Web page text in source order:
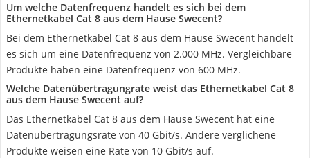
Um welche Datenfrequenz handelt es sich bei dem
Ethernetkabel Cat 8 aus dem Hause Swecent?
Bei dem Ethernetkabel Cat 8 aus dem Hause Swecent handelt
es sich um eine Datenfrequenz von 2.000 MHz. Vergleichbare
Produkte haben eine Datenfrequenz von 600 MHz.
Welche Datenübertragungrate weist das Ethernetkabel Cat 8
aus dem Hause Swecent auf?
Das Ethernetkabel Cat 8 aus dem Hause Swecent hat eine
Datenübertragungsrate von 40 Gbit/s. Andere verglichene
Produkte weisen eine Rate von 10 Gbit/s auf.